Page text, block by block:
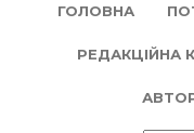
ГОЛОВНА
РЕДАКЦІЙНА